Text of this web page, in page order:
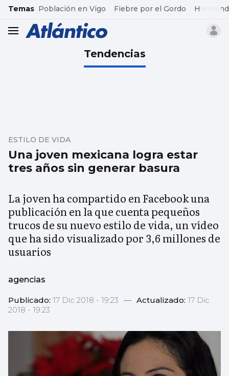
common.go-to-content
Temas Población en Vigo Fiebre por el Gordo
header.menu.open
Tendencias
Una joven mexicana logra estar
tres años sin generar basura
ESTILO DE VIDA
La joven ha compartido en Facebook una
publicación en la que cuenta pequeños
trucos de su nuevo estilo de vida, un vídeo
que ha sido visualizado por 3,6 millones de
usuarios
agencias
Publicado: 17 Dic 2018 - 19:23 — Actualizado: 17 Dic
2018 - 19:23